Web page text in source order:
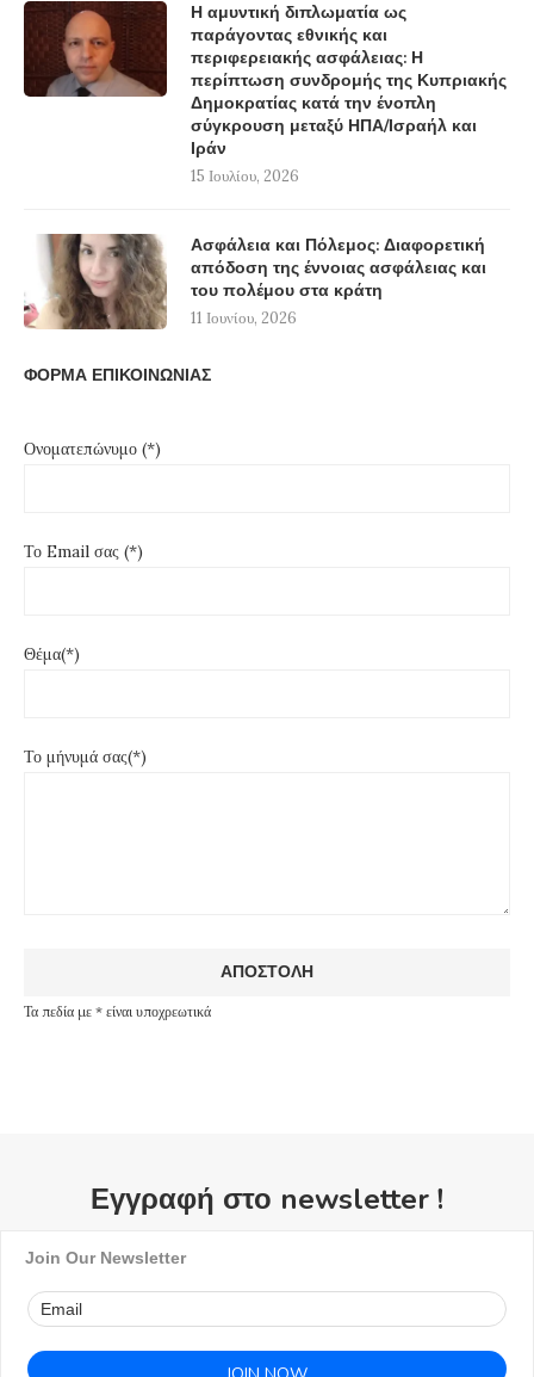
Η αμυντική διπλωματία ως
παράγοντας εθνικής και
περιφερειακής ασφάλειας: Η
περίπτωση συνδρομής της Κυπριακής
Δημοκρατίας κατά την ένοπλη
σύγκρουση μεταξύ ΗΠΑ/Ισραήλ και
Ιράν
15 Ιουλίου, 2026
Ασφάλεια και Πόλεμος: Διαφορετική
απόδοση της έννοιας ασφάλειας και
του πολέμου στα κράτη
11 Ιουνίου, 2026
ΦΟΡΜΑ ΕΠΙΚΟΙΝΩΝΙΑΣ
Ονοματεπώνυμο (*)
Το Email σας (*)
Θέμα(*)
Το μήνυμά σας(*)
Τα πεδία με * είναι υποχρεωτικά
Εγγραφή στο newsletter !
Join Our Newsletter